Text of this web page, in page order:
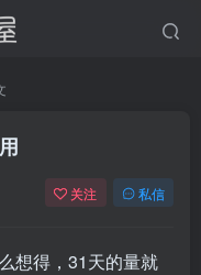
关注 私信
想得，31天的量就